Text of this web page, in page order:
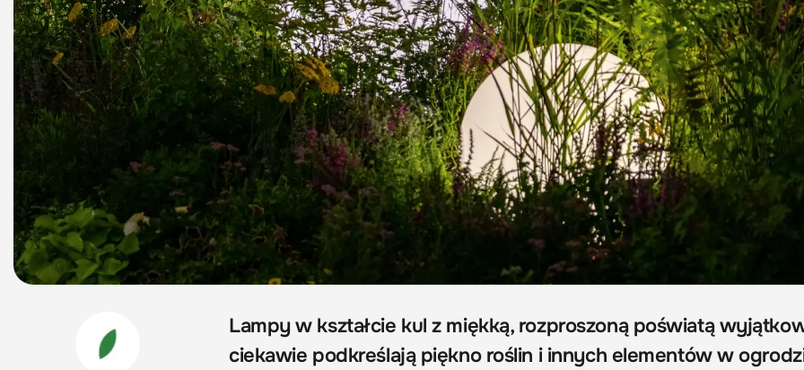
Lampy w kształcie kul z miękką, rozproszoną poświatą
ciekawie podkreślają piękno roślin i innych elementów w